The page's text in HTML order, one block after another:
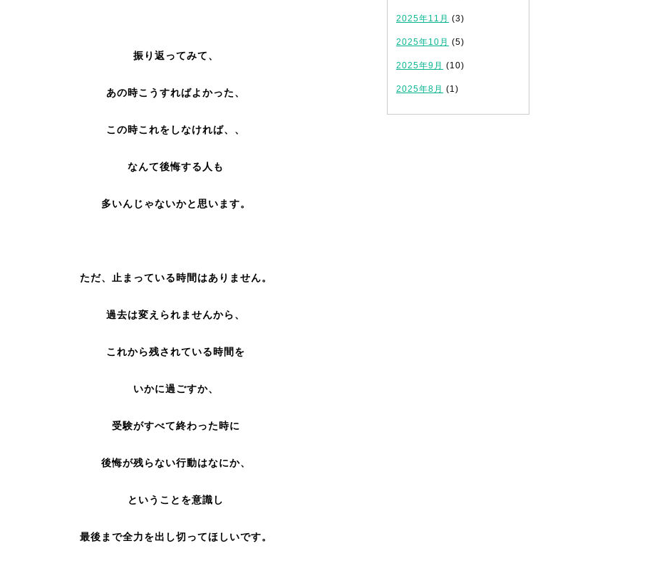
振り返ってみて、
あの時こうすればよかった、
この時これをしなければ、、
なんて後悔する人も
多いんじゃないかと思います。
ただ、止まっている時間はありません。
過去は変えられませんから、
これから残されている時間を
いかに過ごすか、
受験がすべて終わった時に
後悔が残らない行動はなにか、
ということを意識し
最後まで全力を出し切ってほしいです。
2025年11月 (3)
2025年10月 (5)
2025年9月 (10)
2025年8月 (1)